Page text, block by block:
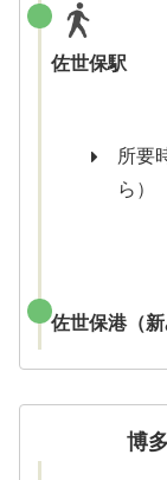
佐世保駅
所要
ら）
佐世保港（新
博